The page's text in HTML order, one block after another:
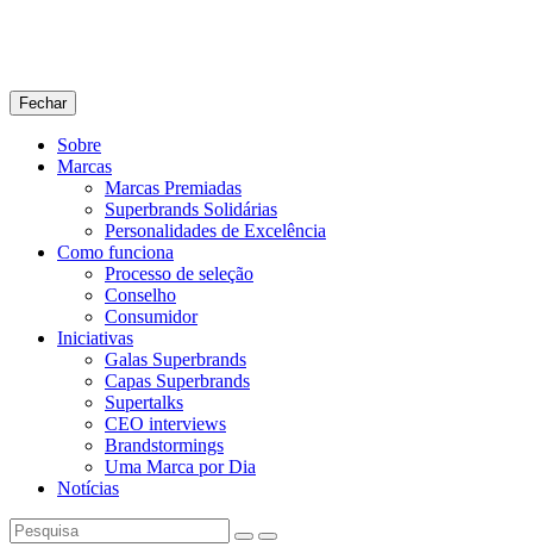
Fechar
Sobre
Marcas
Marcas Premiadas
Superbrands Solidárias
Personalidades de Excelência
Como funciona
Processo de seleção
Conselho
Consumidor
Iniciativas
Galas Superbrands
Capas Superbrands
Supertalks
CEO interviews
Brandstormings
Uma Marca por Dia
Notícias